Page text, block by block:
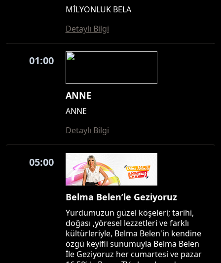
MİLYONLUK BELA
Detaylı Bilgi
01:00
ANNE
ANNE
Detaylı Bilgi
05:00
Belma Belen’le Geziyoruz
Yurdumuzun güzel köşeleri; tarihi,
doğası ,yöresel lezzetleri ve farklı
kültürleriyle, Belma Belen'in kendine
özgü keyifli sunumuyla Belma Belen
İle Geziyoruz her cumartesi ve pazar